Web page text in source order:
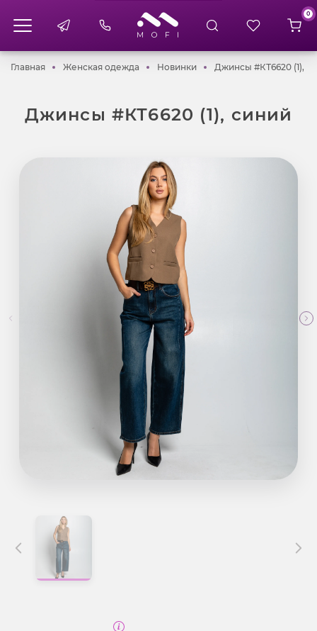
0
ГлавнаяГлавнаяЖенская одежда Женская одежда
НовинкиНовинкиДжинсы #КТ6620 (1),
Джинсы #КТ6620 (1), синий